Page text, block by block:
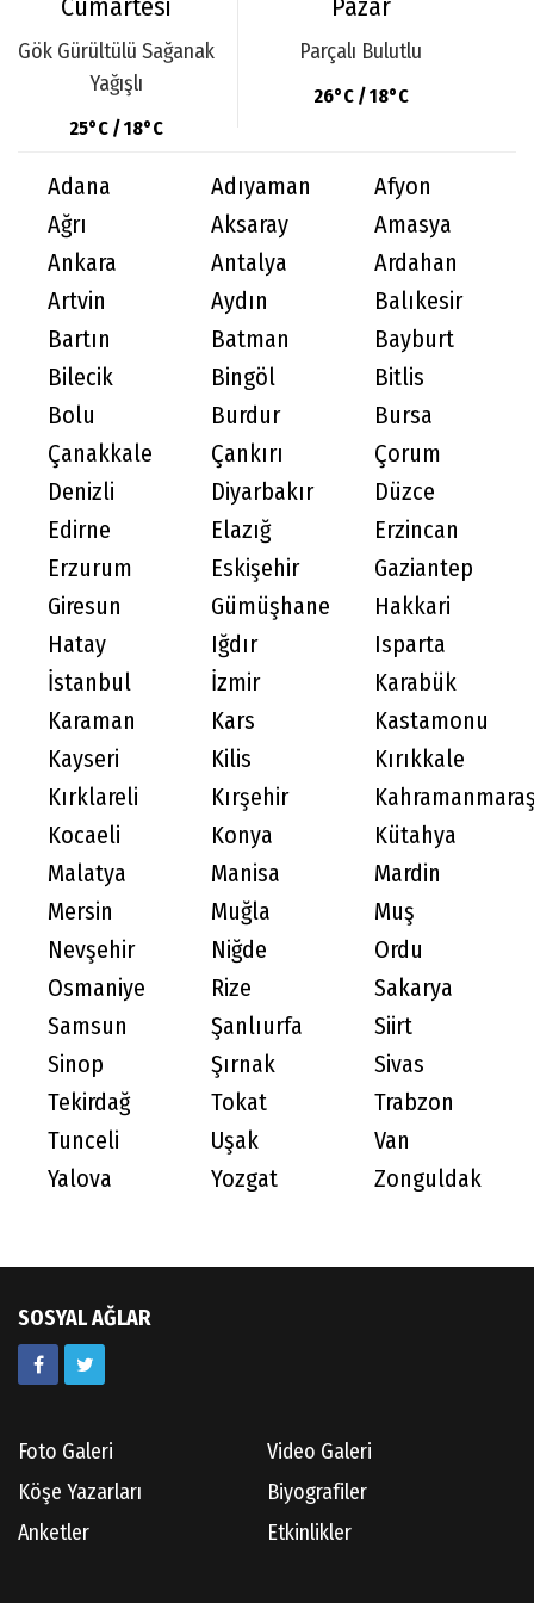
Cumartesi
Gök Gürültülü Sağanak
Yağışlı
25°C / 18°C
Pazar
Parçalı Bulutlu
26°C / 18°C
Adana Adıyaman
Afyon
Ağrı
Aksaray
Amasya
Ankara
Antalya
Ardahan
Artvin
Aydın
Balıkesir
Bartın
Batman
Bayburt
Bilecik
Bingöl
Bitlis
Bolu
Burdur
Bursa
Çanakkale
Çankırı
Çorum
Denizli
Diyarbakır
Düzce
Edirne
Elazığ
Erzincan
Erzurum
Eskişehir
Gaziantep
Giresun
Gümüşhane
Hakkari
Hatay
Iğdır
Isparta
İstanbul
İzmir
Karabük
Karaman
Kars
Kastamonu
Kayseri
Kilis
Kırıkkale
Kırklareli
Kırşehir
Kocaeli
Konya
Kütahya
Malatya
Manisa
Mardin
Mersin
Muğla
Muş
Nevşehir
Niğde
Ordu
Osmaniye
Rize
Sakarya
Samsun
Şanlıurfa
Siirt
Sinop
Şırnak
Sivas
Tekirdağ
Tokat
Trabzon
Tunceli
Uşak
Van
Yalova
Yozgat Zonguldak
SOSYAL AĞLAR
Foto Galeri
Video Galeri
Köşe Yazarları
Biyografiler
Anketler
Etkinlikler